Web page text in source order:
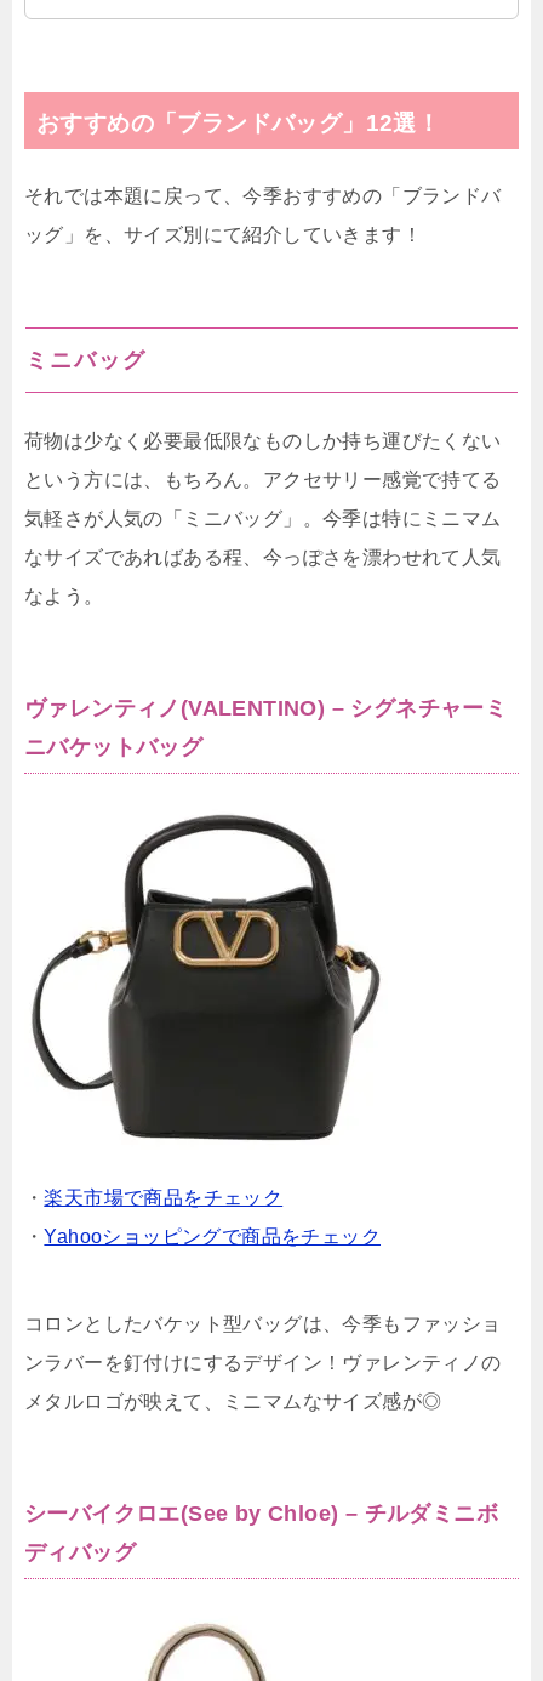
おすすめの「ブランドバッグ」12選！
それでは本題に戻って、今季おすすめの「ブランドバ
ッグ」を、サイズ別にて紹介していきます！
ミニバッグ
荷物は少なく必要最低限なものしか持ち運びたくない
という方には、もちろん。アクセサリー感覚で持てる
気軽さが人気の「ミニバッグ」。今季は特にミニマム
なサイズであればある程、今っぽさを漂わせれて人気
なよう。
ヴァレンティノ(VALENTINO) – シグネチャーミ
ニバケットバッグ
・楽天市場で商品をチェック
・Yahooショッピングで商品をチェック
コロンとしたバケット型バッグは、今季もファッショ
ンラバーを釘付けにするデザイン！ヴァレンティノの
メタルロゴが映えて、ミニマムなサイズ感が◎
シーバイクロエ(See by Chloe) – チルダミニボ
ディバッグ